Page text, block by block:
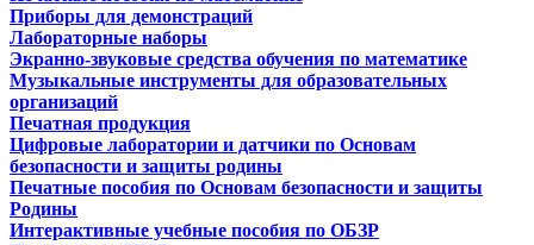
Приборы для демонстраций
Лабораторные наборы
Экранно-звуковые средства обучения по математике
Музыкальные инструменты для образовательных
организаций
Печатная продукция
Цифровые лаборатории и датчики по Основам
безопасности и защиты родины
Печатные пособия по Основам безопасности и защиты
Родины
Интерактивные учебные пособия по ОБЗР